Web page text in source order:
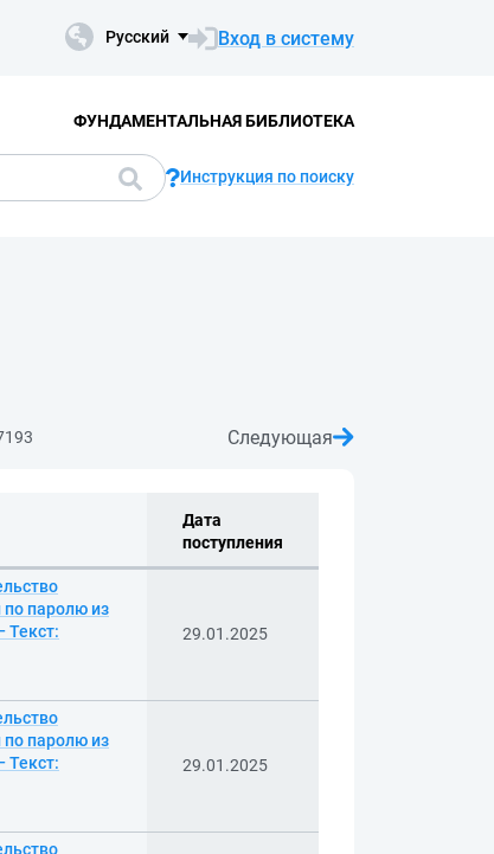
Русский Вход в систему
ФУНДАМЕНТАЛЬНАЯ БИБЛИОТЕКА
Инструкция по поиску
Следующая
Дата
поступления
паролю из
Текст:
29.01.2025
паролю из
Текст:
29.01.2025